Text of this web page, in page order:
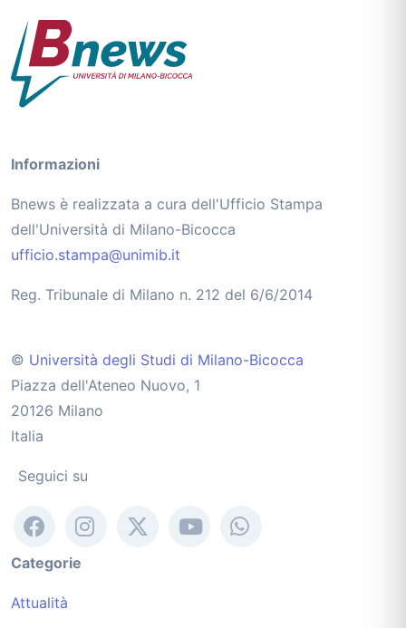
Informazioni
Bnews è realizzata a cura dell'Ufficio Stampa
dell'Università di Milano-Bicocca
ufficio.stampa@unimib.it
Reg. Tribunale di Milano n. 212 del 6/6/2014
© Università degli Studi di Milano-Bicocca
Piazza dell'Ateneo Nuovo, 1
20126 Milano
Italia
Seguici su
Categorie
Attualità